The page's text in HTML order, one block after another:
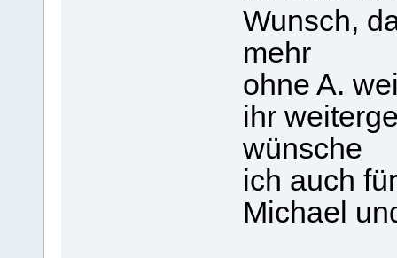
Wunsch,
mehr
ohne A.
ihr
wünsche
ich auch
Michael